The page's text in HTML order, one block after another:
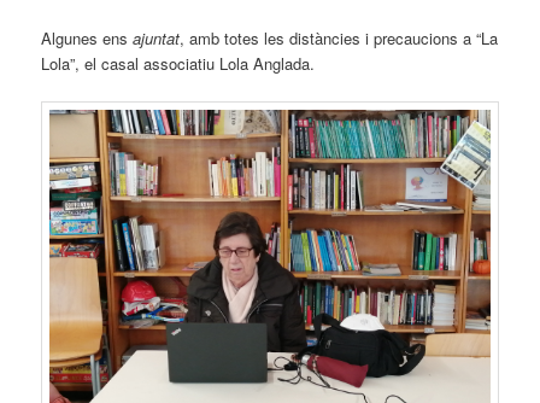
Algunes ensajuntat, amb totes les distàncies i precaucions a “La
Lola”, el casal associatiu Lola Anglada.